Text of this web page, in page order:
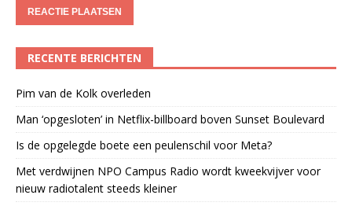
RECENTE BERICHTEN
Pim van de Kolk overleden
Man ‘opgesloten’ in Netflix-billboard boven Sunset Boulevard
Is de opgelegde boete een peulenschil voor Meta?
Met verdwijnen NPO Campus Radio wordt kweekvijver voor
nieuw radiotalent steeds kleiner